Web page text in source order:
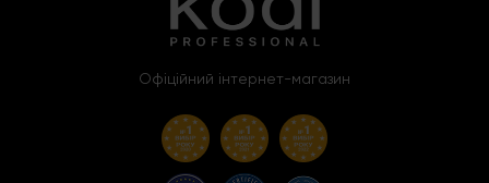
Офіційний інтернет-магазин